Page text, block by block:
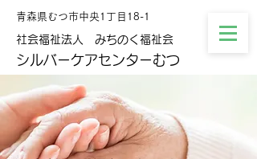
​青森県むつ市中央1丁目18-1
社会福祉法人 みちのく福祉会
シルバーケアセンターむつ